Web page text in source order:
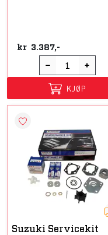
kr 3.387,-
KJØP
Suzuki Servicekit